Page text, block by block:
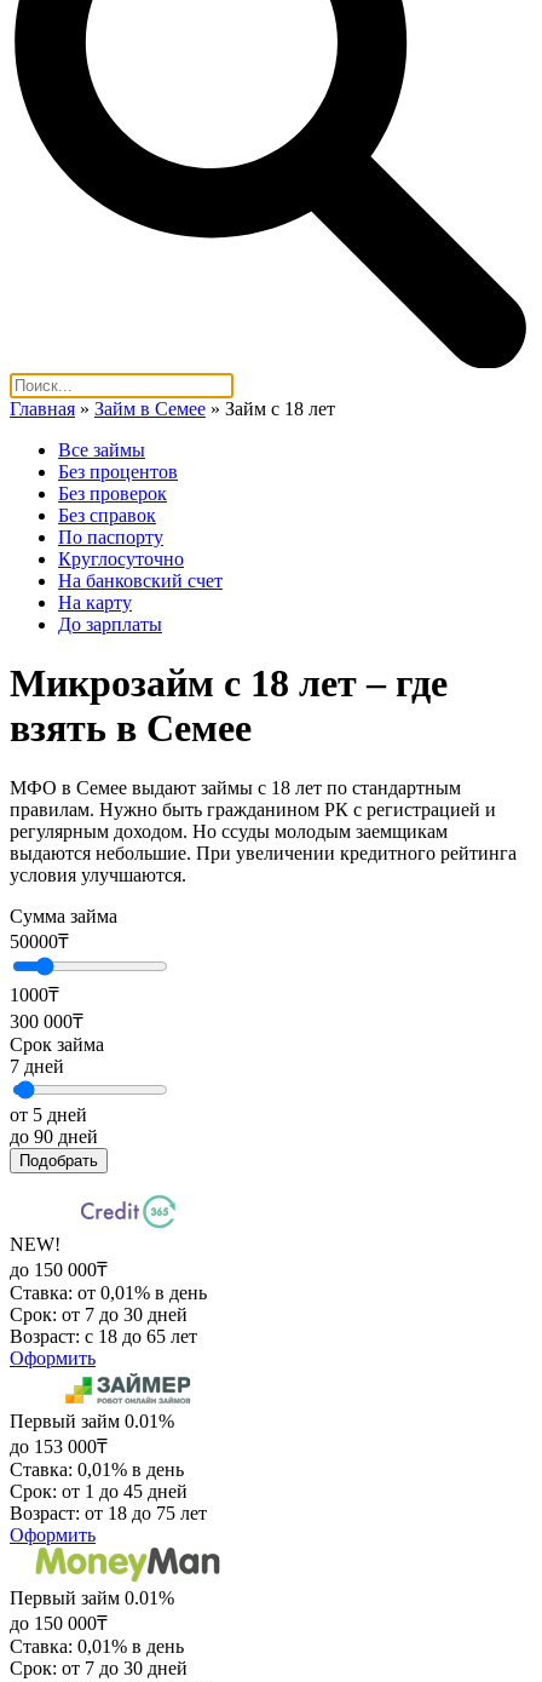
Главная » Займ в Семее » Займ с 18 лет
Все займы
Без процентов
Без проверок
Без справок
По паспорту
Круглосуточно
На банковский счет
На карту
До зарплаты
Микрозайм с 18 лет – где
взять в Семее
МФО в Семее выдают займы с 18 лет по стандартным
правилам. Нужно быть гражданином РК с регистрацией и
регулярным доходом. Но ссуды молодым заемщикам
выдаются небольшие. При увеличении кредитного рейтинга
условия улучшаются.
Сумма займа
50000₸
1000₸
300 000₸
Срок займа
7 дней
от 5 дней
до 90 дней
Подобрать
NEW!
до 150 000₸
Ставка: от 0,01% в день
Срок: от 7 до 30 дней
Возраст: с 18 до 65 лет
Оформить
Первый займ 0.01%
до 153 000₸
Ставка: 0,01% в день
Срок: от 1 до 45 дней
Возраст: от 18 до 75 лет
Оформить
Первый займ 0.01%
до 150 000₸
Ставка: 0,01% в день
Срок: от 7 до 30 дней